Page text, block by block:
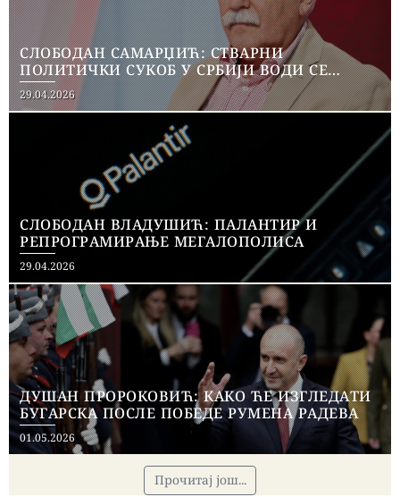
СЛОБОДАН САМАРЏИЋ: СТВАРНИ
ПОЛИТИЧКИ СУКОБ У СРБИЈИ ВОДИ СЕ
ИЗМЕЂУ ВЛАДАЈУЋЕ СТРАНКЕ И
СТУДЕНТСКОГ ПОКРЕТА
Posted
on
29.04.2026
СЛОБОДАН ВЛАДУШИЋ: ПАЛАНТИР И
РЕПРОГРАМИРАЊЕ МЕГАЛОПОЛИСА
Posted
on
29.04.2026
ДУШАН ПРОРОКОВИЋ: КАКО ЋЕ ИЗГЛЕДАТИ
БУГАРСКА ПОСЛЕ ПОБЕДЕ РУМЕНА РАДЕВА
Posted
on
01.05.2026
Прочитај још...